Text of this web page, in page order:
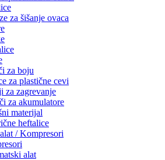
za šišanje ovaca
za boju
za plastične cevi
za zagrevanje
za akumulatore
materijal
heftalice
/ Kompresori
alat